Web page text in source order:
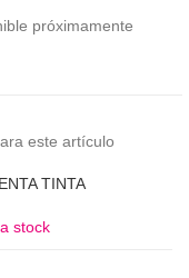
próximamente
este artículo
TINTA
stock